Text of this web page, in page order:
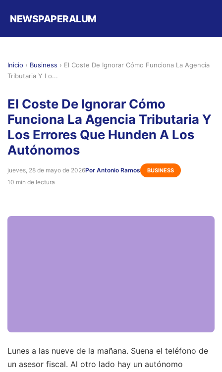
NEWSPAPERALUM
Inicio › Business › El Coste De Ignorar Cómo Funciona La Agencia
Tributaria Y Lo...
El Coste De Ignorar Cómo
Funciona La Agencia Tributaria Y
Los Errores Que Hunden A Los
Autónomos
jueves, 28 de mayo de 2026Por Antonio Ramos BUSINESS
10 min de lectura
Lunes a las nueve de la mañana. Suena el teléfono de
un asesor fiscal. Al otro lado hay un autónomo